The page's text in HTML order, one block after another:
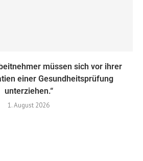
müssen sich vor ihrer
einer Gesundheitsprüfung
unterziehen.“
1. August 2026